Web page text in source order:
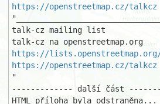
https://openstreetmap.cz/talkcz
talk-cz mailing list
https://
https://openstreetmap.cz/talkcz
"
------------- další část
HTML příloha byla odstraněna...